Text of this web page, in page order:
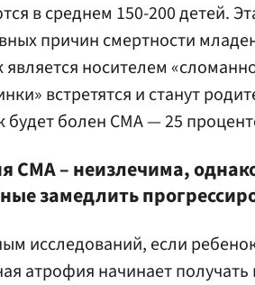
в среднем 150-200 детей.
причин смертности
является носителем
встретятся и станут
будет болен СМА — 25
СМА – неизлечима,
замедлить
исследований, если
атрофия начинает получать